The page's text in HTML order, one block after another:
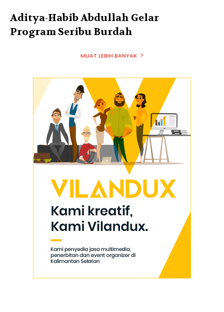
Aditya-Habib Abdullah Gelar
Program Seribu Burdah
MUAT LEBIH BANYAK